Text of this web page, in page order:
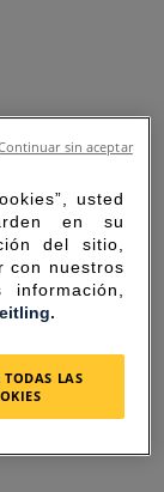
usted
en su
del sitio,
con nuestros
TODAS LAS
sin aceptar